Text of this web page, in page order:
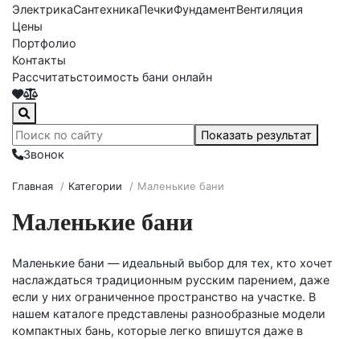
ЭлектрикаСантехникаПечкиФундаментВентиляция
Цены
Портфолио
Контакты
Рассчитатьстоимость бани онлайн
Показать результат
Звонок
Главная / Категории / Маленькие бани
Маленькие бани
Маленькие бани — идеальный выбор для тех, кто хочет
наслаждаться традиционным русским парением, даже
если у них ограниченное пространство на участке. В
нашем каталоге представлены разнообразные модели
компактных бань, которые легко впишутся даже в